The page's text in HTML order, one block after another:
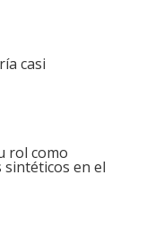
casi
rol como
en el